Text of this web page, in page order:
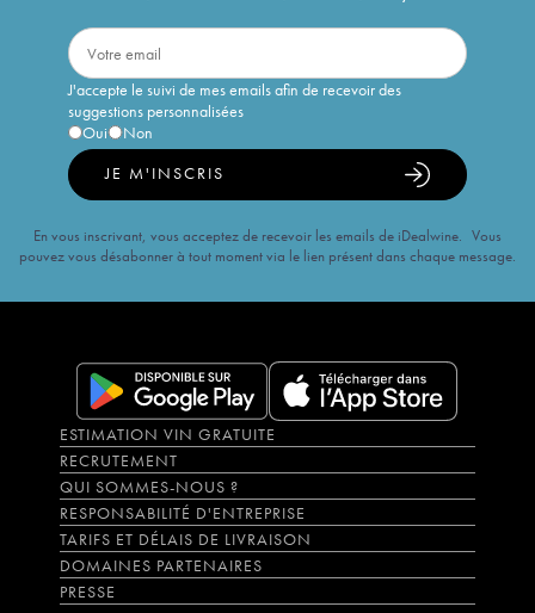
J'accepte le suivi de mes emails afin de recevoir des
suggestions personnalisées
Oui
Non
JE M'INSCRIS
En vous inscrivant, vous acceptez de recevoir les emails de iDealwine. Vous
pouvez vous désabonner à tout moment via le lien présent dans chaque message.
ESTIMATION VIN GRATUITE
RECRUTEMENT
QUI SOMMES-NOUS ?
RESPONSABILITÉ D'ENTREPRISE
TARIFS ET DÉLAIS DE LIVRAISON
DOMAINES PARTENAIRES
PRESSE